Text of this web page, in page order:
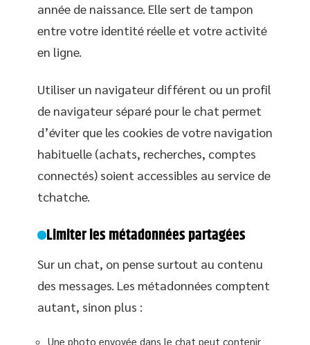
année de naissance. Elle sert de tampon
entre votre identité réelle et votre activité
en ligne.
Utiliser un navigateur différent ou un profil
de navigateur séparé pour le chat permet
d’éviter que les cookies de votre navigation
habituelle (achats, recherches, comptes
connectés) soient accessibles au service de
tchatche.
Limiter les métadonnées partagées
Sur un chat, on pense surtout au contenu
des messages. Les métadonnées comptent
autant, sinon plus :
Une photo envoyée dans le chat peut contenir